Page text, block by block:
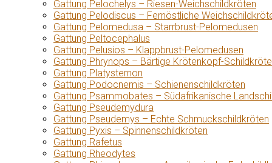
Gattung Pelochelys – Riesen-Weichschildkröten
Gattung Pelodiscus – Fernöstliche
Gattung Pelomedusa – Starrbrust-Pelomedusen
Gattung Peltocephalus
Gattung Pelusios – Klappbrust-Pelomedusen
Gattung Phrynops – Bärtige Krötenkopf-
Gattung Platysternon
Gattung Podocnemis – Schienenschildkröten
Gattung Psammobates – Südafrikanische
Gattung Pseudemydura
Gattung Pseudemys – Echte Schmuckschildkröten
Gattung Pyxis – Spinnenschildkröten
Gattung Rafetus
Gattung Rheodytes